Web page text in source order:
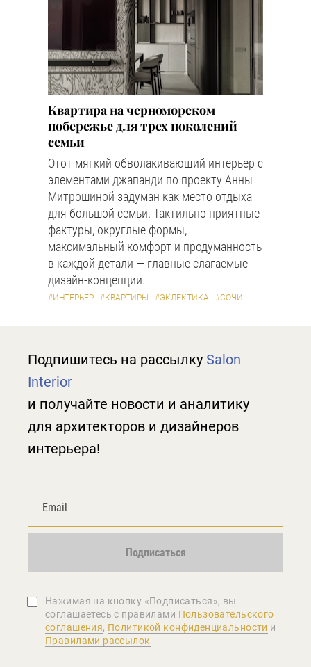
Квартира на черноморском
побережье для трех поколений
семьи
Этот мягкий обволакивающий интерьер с
элементами джапанди по проекту Анны
Митрошиной задуман как место отдыха
для большой семьи. Тактильно приятные
фактуры, округлые формы,
максимальный комфорт и продуманность
в каждой детали — главные слагаемые
дизайн-концепции.
#ИНТЕРЬЕР #КВАРТИРЫ #ЭКЛЕКТИКА #СОЧИ
Подпишитесь на рассылку Salon
Interior
и получайте новости и аналитику
для архитекторов и дизайнеров
интерьера!
Подписаться
Нажимая на кнопку «Подписаться», вы
соглашаетеcь с правилами Пользовательского
соглашения, Политикой конфиденциальности и
Правилами рассылок